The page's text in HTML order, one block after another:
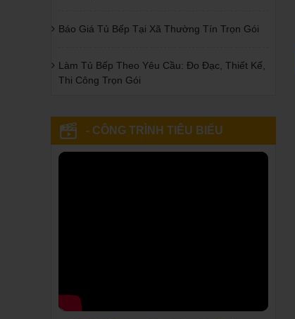
Báo Giá Tủ Bếp Tại Xã Thường Tín Trọn Gói
Làm Tủ Bếp Theo Yêu Cầu: Đo Đạc, Thiết Kế,
Thi Công Trọn Gói
- CÔNG TRÌNH TIÊU BIỂU